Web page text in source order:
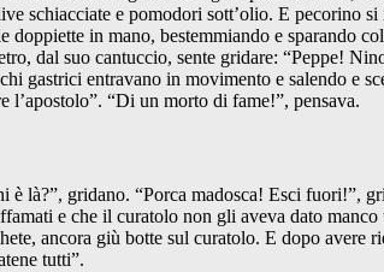
schiacciate e pomodori sott’olio. E pecorino
in mano, bestemmiando e sparando
dal suo cantuccio, sente gridare: “Peppe!
gastrici entravano in movimento e salendo e
l’apostolo”. “Di un morto di fame!”, pensava.
là?”, gridano. “Porca madosca! Esci fuori!”,
e che il curatolo non gli aveva dato
ancora giù botte sul curatolo. E dopo avere
tutti”.